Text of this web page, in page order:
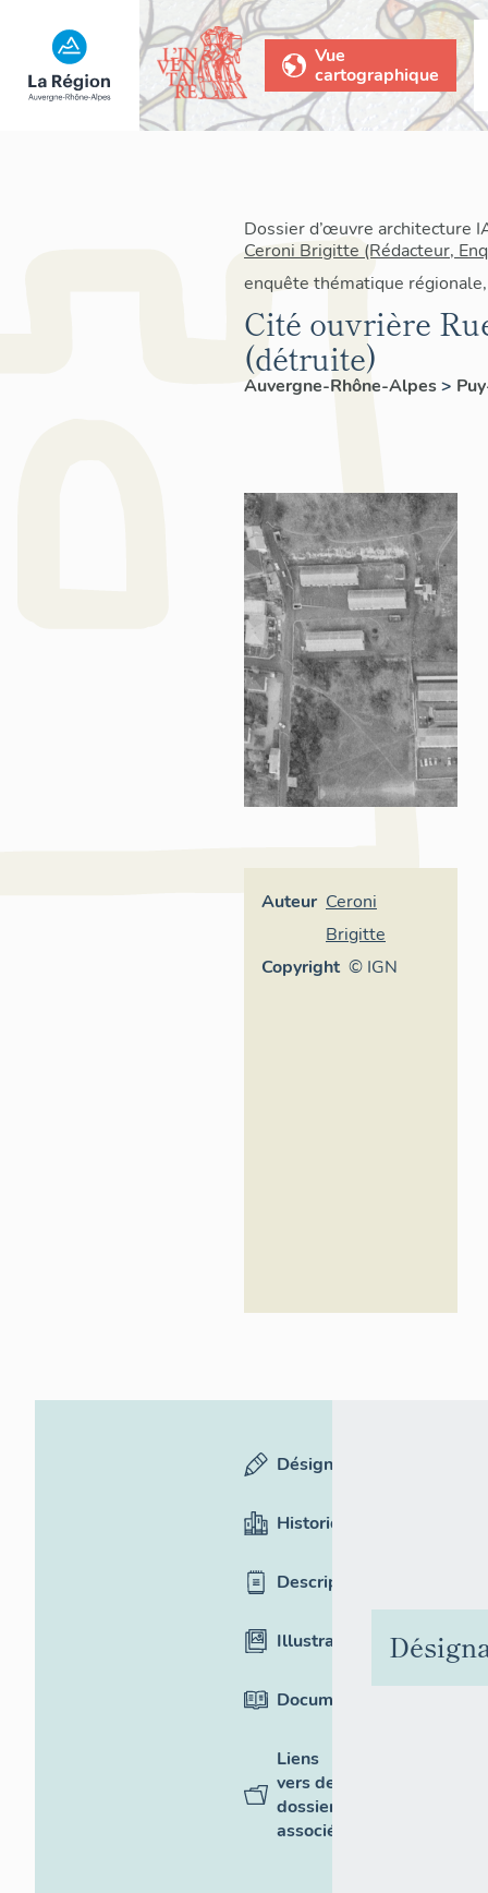
Vue
cartographique
Dossier d’œuvre architecture
Ceroni Brigitte (Rédacteur,
enquête thématique
Cité ouvrière
(détruite)
Auvergne-Rhône-Alpes>
Auteur Ceroni
Brigitte
Copyright © IGN
Désignation
Historique
Description
Illustrations
Documentation
Liens
vers des
dossiers
associés